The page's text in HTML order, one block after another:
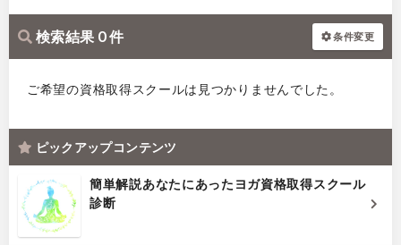
検索結果 0 件 条件変更
ご希望の資格取得スクールは見つかりませんでした。
ピックアップコンテンツ
簡単解説あなたにあったヨガ資格取得スクール
診断